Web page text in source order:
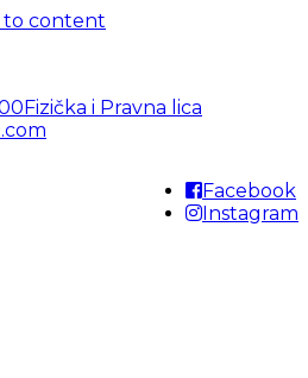
to content
Fizička i Pravna lica
Facebook
Instagram